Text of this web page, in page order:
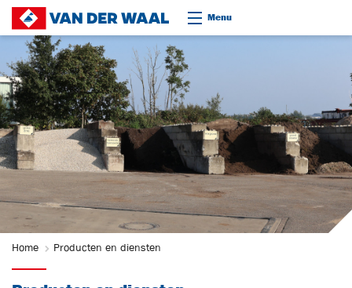
Ga naar content
Menu
Home Producten en diensten